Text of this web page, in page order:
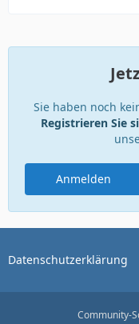
Sie haben noch
Registrieren Sie
Anmelden
Datenschutzerklärung
Community-